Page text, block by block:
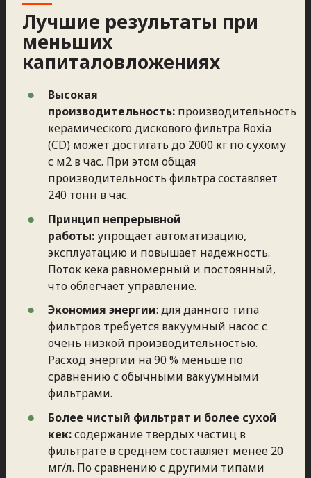
Лучшие результаты при
меньших
капиталовложениях
Высокая
производительность: производительность
керамического дискового фильтра Roxia
(CD) может достигать до 2000 кг по сухому
с м2 в час. При этом общая
производительность фильтра составляет
240 тонн в час.
Принцип непрерывной
работы: упрощает автоматизацию,
эксплуатацию и повышает надежность.
Поток кека равномерный и постоянный,
что облегчает управление.
Экономия энергии: для данного типа
фильтров требуется вакуумный насос с
очень низкой производительностью.
Расход энергии на 90 % меньше по
сравнению с обычными вакуумными
фильтрами.
Более чистый фильтрат и более сухой
кек:содержание твердых частиц в
фильтрате в среднем составляет менее 20
мг/л. По сравнению с другими типами